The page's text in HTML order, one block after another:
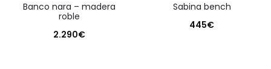
banco nara – madera
roble
2.290€
sabina bench
445€